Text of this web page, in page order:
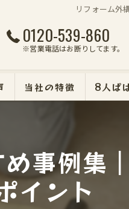
リフォーム外
0120-539-860
※営業電話はお断りしてます。
当社の特徴
断熱・遮熱・防犯リフォ
外壁塗装
8人ぱ
事例集
イント